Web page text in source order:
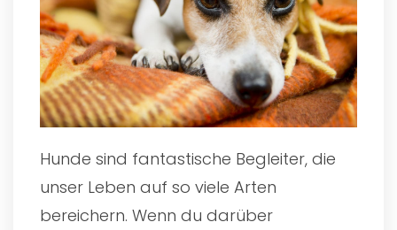
Hunde sind fantastische Begleiter, die
unser Leben auf so viele Arten
bereichern. Wenn du darüber